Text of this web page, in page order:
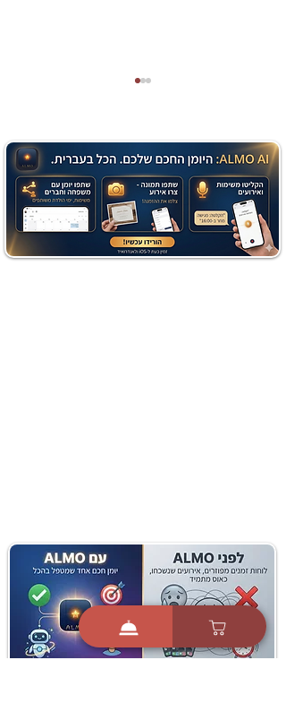
מתכון מנצח עוגת מייפל
שוקולד בחושה וקלה - זיוה
כהן